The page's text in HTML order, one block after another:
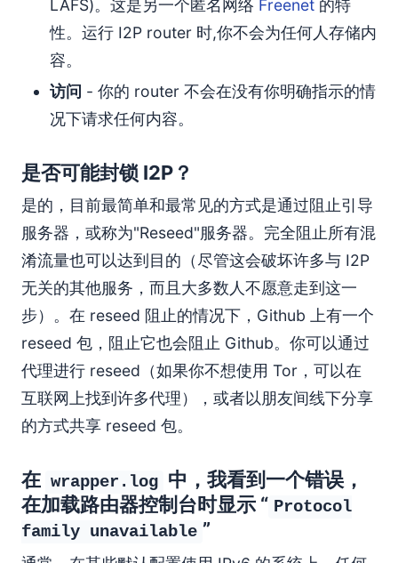
LAFS)。这是另一个匿名网络 Freenet 的特
性。运行 I2P router 时,你不会为任何人存储内
容。
访问 - 你的 router 不会在没有你明确指示的情
况下请求任何内容。
是否可能封锁 I2P？
是的，目前最简单和最常见的方式是通过阻止引导
服务器，或称为"Reseed"服务器。完全阻止所有混
淆流量也可以达到目的（尽管这会破坏许多与 I2P
无关的其他服务，而且大多数人不愿意走到这一
步）。在 reseed 阻止的情况下，Github 上有一个
reseed 包，阻止它也会阻止 Github。你可以通过
代理进行 reseed（如果你不想使用 Tor，可以在
互联网上找到许多代理），或者以朋友间线下分享
的方式共享 reseed 包。
在 wrapper.log 中，我看到一个错误，
在加载路由器控制台时显示 “ Protocol
family unavailable ”